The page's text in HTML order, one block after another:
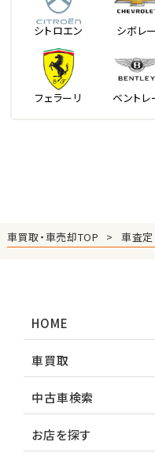
シトロエン シボレー
フェラーリ ベントレ
車買取・車売却TOP 車査定
HOME
車買取
中古車検索
お店を探す